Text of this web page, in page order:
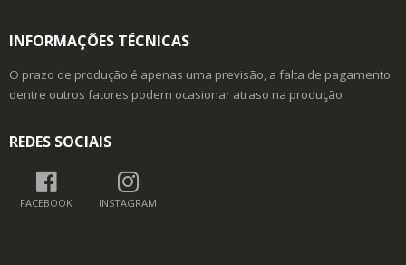
INFORMAÇÕES TÉCNICAS
O prazo de produção é apenas uma previsão, a falta de pagamento
dentre outros fatores podem ocasionar atraso na produção
REDES SOCIAIS
FACEBOOK INSTAGRAM